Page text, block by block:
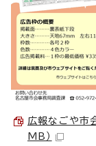
広報なごや市
MB）